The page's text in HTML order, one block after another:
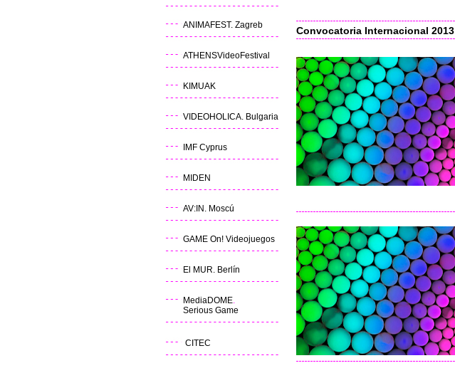
ANIMAFEST. Zagreb
ATHENSVideoFestival
KIMUAK
VIDEOHOLICA. Bulgaria
IMF Cyprus
MIDEN
AV:IN. Moscú
GAME On! Videojuegos
El MUR. Berlín
MediaDOME.
Serious Game
CITEC
Convocatoria Internacional 2013